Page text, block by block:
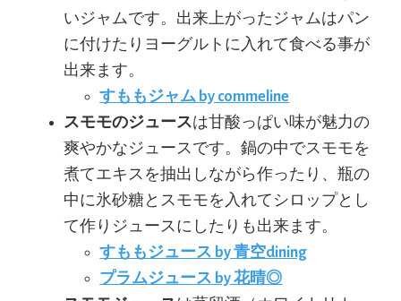
いジャムです。出来上がったジャムはパン
に付けたりヨーグルトに入れて食べる事が
出来ます。
すももジャム by commeline
スモモのジュースは甘酸っぱい味が魅力の
爽やかなジュースです。鍋の中でスモモを
煮てエキスを抽出しながら作ったり、瓶の
中に氷砂糖とスモモを入れてシロップとし
て作りジュースにしたりも出来ます。
すももジュース by 青空dining
プラムジュース by 花晴◎